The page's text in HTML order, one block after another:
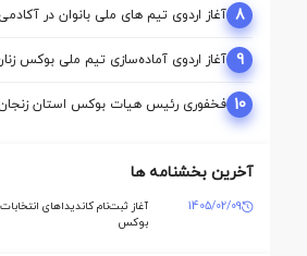
8 آغاز اردوی تیم‌ های ملی بانوان در
9 آغاز اردوی آماده‌سازی تیم ملی بوکس
بازی‌های آسیایی ناگویا
10 فخفوری رئیس هیات بوکس استان
آخرین بخشنامه ها
1405/02/09
آغاز ثبت‌نام کاندیداهای
بوکس